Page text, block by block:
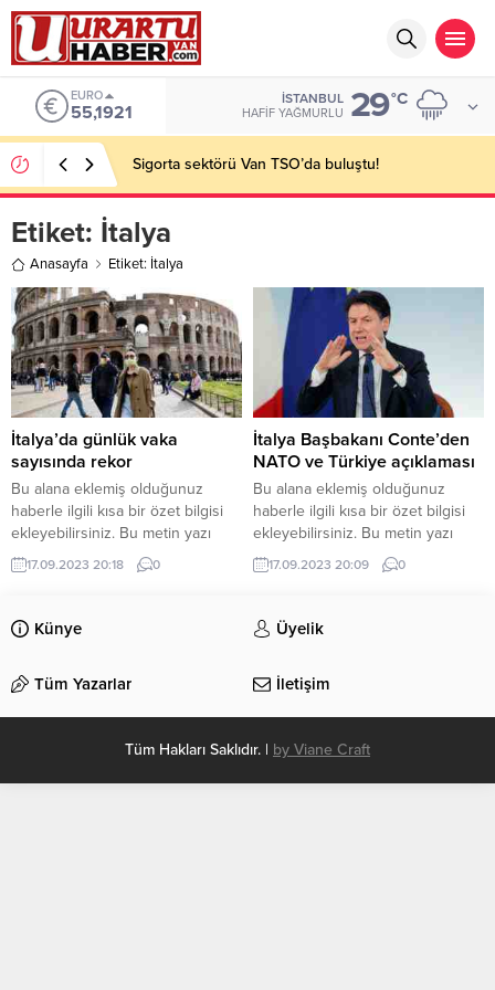
EURO
55,1921
İSTANBUL
HAFIF YAĞMURLU 29°C
Sigorta sektörü Van TSO’da buluştu!
Etiket: İtalya
Anasayfa Etiket: İtalya
İtalya’da günlük vaka
sayısında rekor
Bu alana eklemiş olduğunuz
haberle ilgili kısa bir özet bilgisi
ekleyebilirsiniz. Bu metin yazı
düzenleme sayfasında “Özet”
bölümünden eklenebilir. Özet
olarak bu şekilde gösterilir,
eklenmemişse bu alan boş kalır.
17.09.2023 20:18 0
İtalya Başbakanı Conte’den
NATO ve Türkiye açıklaması
Bu alana eklemiş olduğunuz
haberle ilgili kısa bir özet bilgisi
ekleyebilirsiniz. Bu metin yazı
düzenleme sayfasında “Özet”
bölümünden eklenebilir. Özet
olarak bu şekilde gösterilir,
eklenmemişse bu alan boş kalır.
17.09.2023 20:09 0
Künye Üyelik
Tüm Yazarlar İletişim
Tüm Hakları Saklıdır. | by Viane Craft